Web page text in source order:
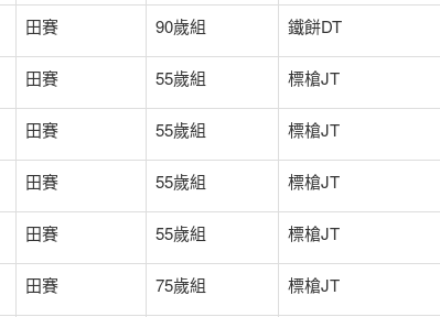
田賽 90歲組 鐵餅DT
田賽 55歲組 標槍JT
田賽 55歲組 標槍JT
田賽 55歲組 標槍JT
田賽 55歲組 標槍JT
田賽 75歲組 標槍JT